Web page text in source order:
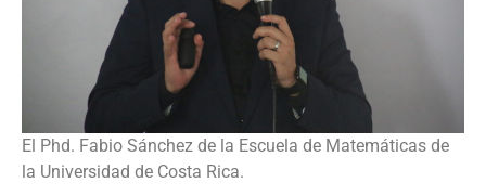
El Phd. Fabio Sánchez de la Escuela de Matemáticas de
la Universidad de Costa Rica.